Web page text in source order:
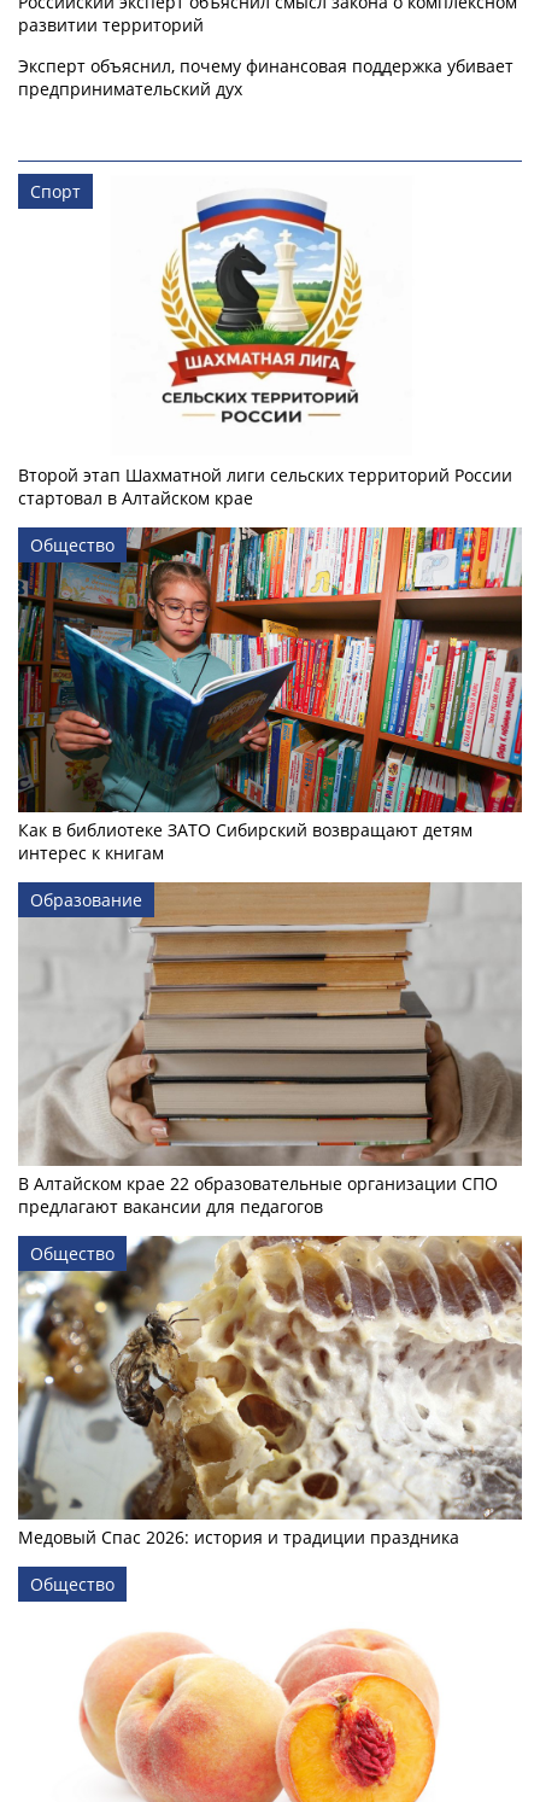
развитии территорий
Эксперт объяснил, почему финансовая поддержка убивает
предпринимательский дух
Спорт
Второй этап Шахматной лиги сельских территорий России
стартовал в Алтайском крае
Общество
Как в библиотеке ЗАТО Сибирский возвращают детям
интерес к книгам
Образование
В Алтайском крае 22 образовательные организации СПО
предлагают вакансии для педагогов
Общество
Медовый Спас 2026: история и традиции праздника
Общество